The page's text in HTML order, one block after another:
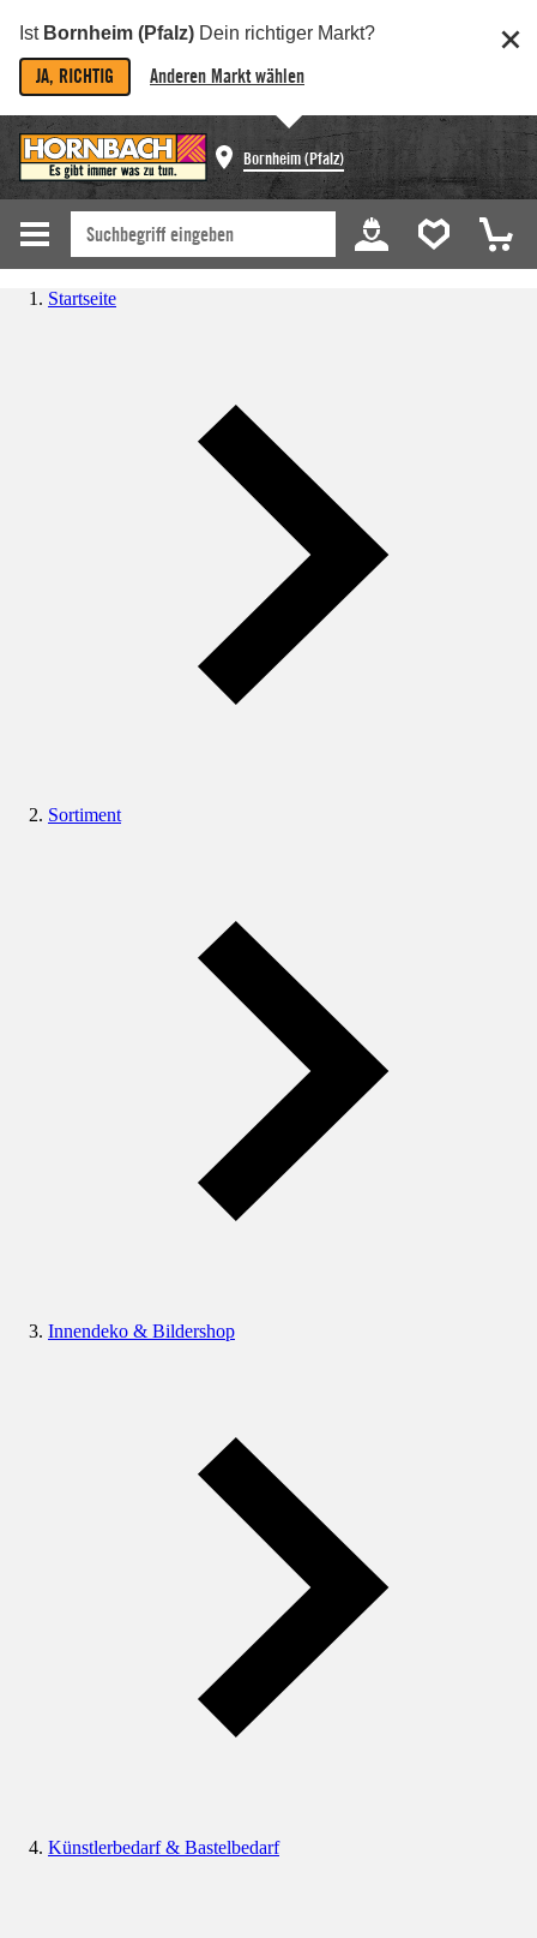
Ist Bornheim (Pfalz) Dein richtiger Markt?
JA, RICHTIG Anderen Markt wählen
Bornheim (Pfalz)
Startseite
Sortiment
Innendeko & Bildershop
Künstlerbedarf & Bastelbedarf